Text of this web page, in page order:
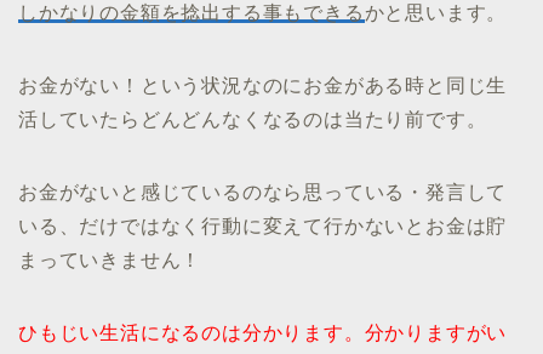
しかなりの金額を捻出する事もできるかと思います。
お金がない！という状況なのにお金がある時と同じ生
活していたらどんどんなくなるのは当たり前です。
お金がないと感じているのなら思っている・発言して
いる、だけではなく行動に変えて行かないとお金は貯
まっていきません！
ひもじい生活になるのは分かります。分かりますがい